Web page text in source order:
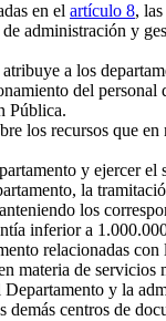
en el artículo 8,
administración y
a los
del
Pública.
los recursos que
y ejercer
la
los
inferior a
relacionadas
materia de servicios
y la
centros de